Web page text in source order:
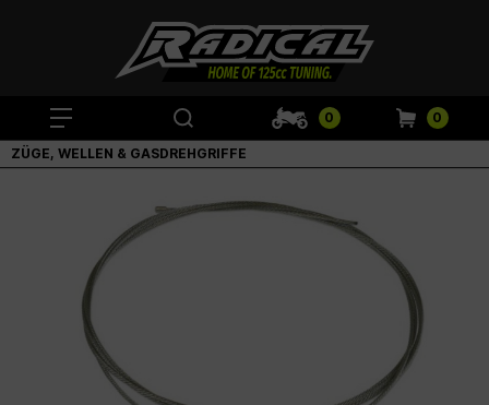
0 0
ZÜGE, WELLEN & GASDREHGRIFFE